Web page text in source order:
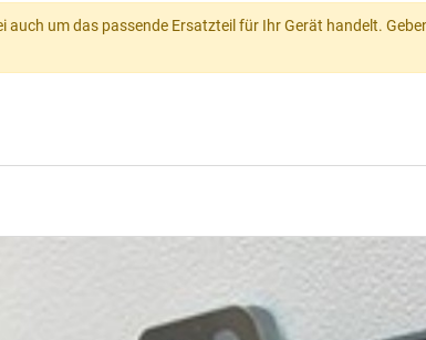
um das passende Ersatzteil für Ihr Gerät handelt.